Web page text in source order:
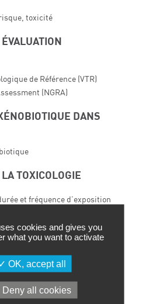
toxicité
de Référence (VTR)
(NGRA)
DANS
TOXICOLOGIE
et fréquence d’exposition
(BPL)
ET DE
DU DANGER
across
in vitro, in vivo
cookies and gives you
what you want to activate
OK, accept all
Deny all cookies